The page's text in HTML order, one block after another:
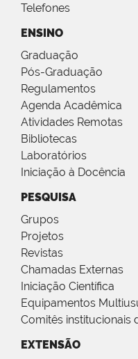
Telefones
ENSINO
Graduação
Pós-Graduação
Regulamentos
Agenda Acadêmica
Atividades Remotas
Bibliotecas
Laboratórios
Iniciação à Docência
PESQUISA
Grupos
Projetos
Revistas
Chamadas Externas
Iniciação Científica
Equipamentos
Comitês institucionais
EXTENSÃO